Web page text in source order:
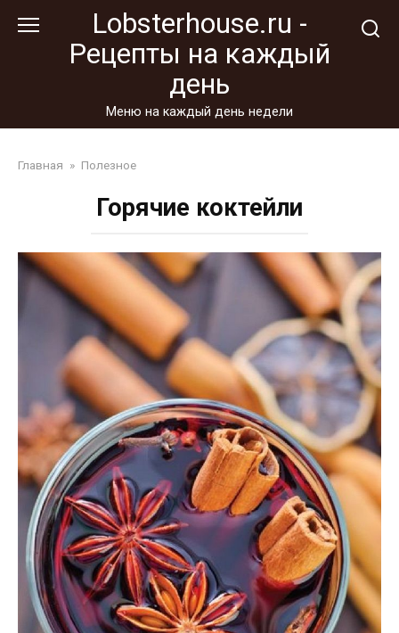
Lobsterhouse.ru -
Рецепты на каждый
день
Меню на каждый день недели
Главная » Полезное
Горячие коктейли